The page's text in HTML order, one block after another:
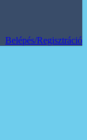
Belépés/Regisztráció